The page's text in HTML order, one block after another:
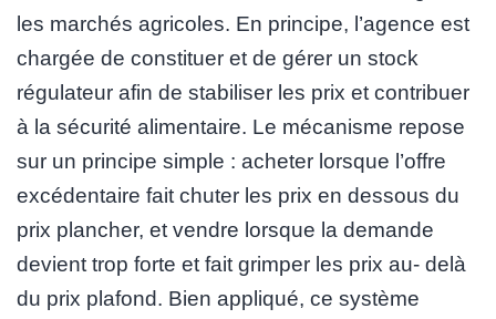
les marchés agricoles. En principe, l’agence est
chargée de constituer et de gérer un stock
régulateur afin de stabiliser les prix et contribuer
à la sécurité alimentaire. Le mécanisme repose
sur un principe simple : acheter lorsque l’offre
excédentaire fait chuter les prix en dessous du
prix plancher, et vendre lorsque la demande
devient trop forte et fait grimper les prix au- delà
du prix plafond. Bien appliqué, ce système